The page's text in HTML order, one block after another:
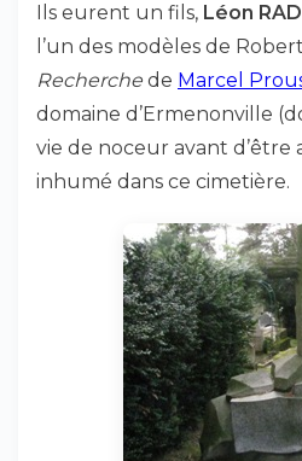
Ils eurent un fils, Léon
l’un des modèles de
Recherche de Marcel
domaine d’Ermenonville
vie de noceur avant d’être
inhumé dans ce cimetière.